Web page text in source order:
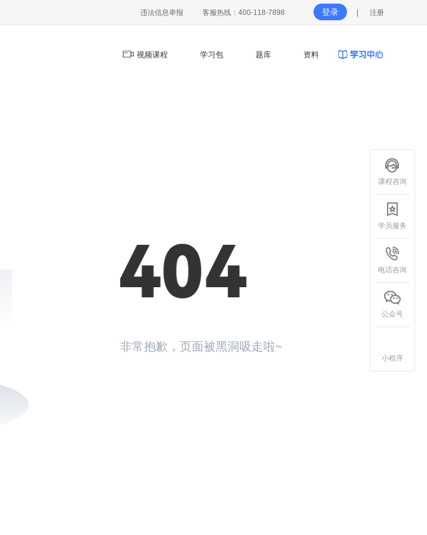
违法信息举报 客服热线：400-118-7898 登录 注册
视频课程 学习包 题库 资料
非常抱歉，页面被黑洞吸走啦~
课程咨询
学员服务
电话咨询
公众号
小程序